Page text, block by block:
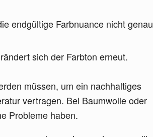
endgültige Farbnuance nicht genau
sich der Farbton erneut.
müssen, um ein nachhaltiges
vertragen. Bei Baumwolle oder
Probleme haben.